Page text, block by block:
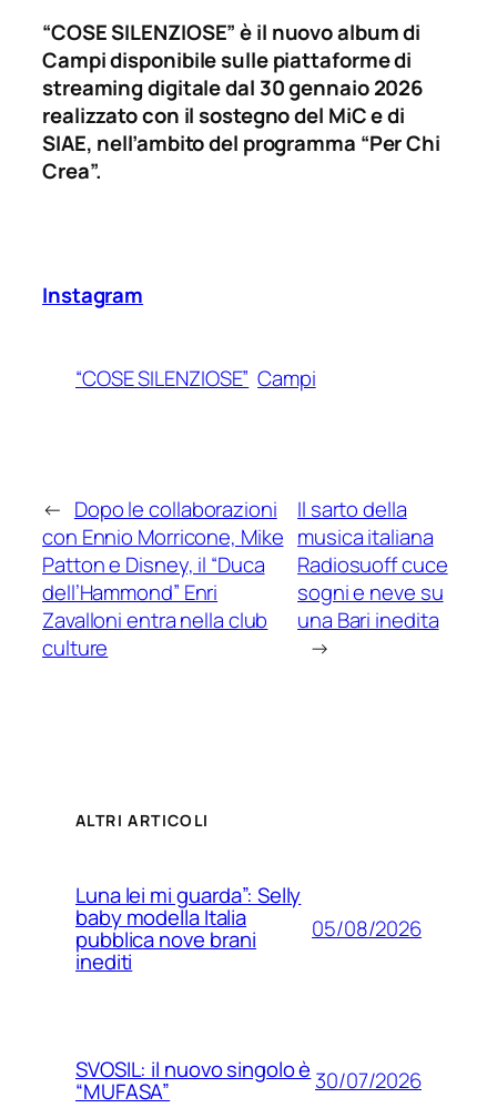
“COSE SILENZIOSE” è il nuovo album di
Campi disponibile sulle piattaforme di
streaming digitale dal 30 gennaio 2026
realizzato con il sostegno del MiC e di
SIAE, nell’ambito del programma “Per Chi
Crea”.
Instagram
“COSE SILENZIOSE” Campi
← Dopo le collaborazioni
con Ennio Morricone, Mike
Patton e Disney, il “Duca
dell’Hammond” Enri
Zavalloni entra nella club
culture
Il sarto della
musica italiana
Radiosuoff cuce
sogni e neve su
una Bari inedita
→
ALTRI ARTICOLI
Luna lei mi guarda”: Selly
baby modella Italia
pubblica nove brani
inediti
05/08/2026
SVOSIL: il nuovo singolo è
“MUFASA” 30/07/2026